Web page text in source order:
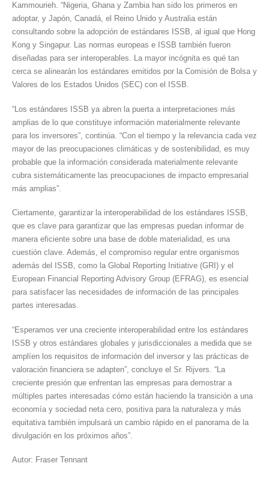
Kammourieh. “Nigeria, Ghana y Zambia han sido los primeros en
adoptar, y Japón, Canadá, el Reino Unido y Australia están
consultando sobre la adopción de estándares ISSB, al igual que Hong
Kong y Singapur. Las normas europeas e ISSB también fueron
diseñadas para ser interoperables. La mayor incógnita es qué tan
cerca se alinearán los estándares emitidos por la Comisión de Bolsa y
Valores de los Estados Unidos (SEC) con el ISSB.
“Los estándares ISSB ya abren la puerta a interpretaciones más
amplias de lo que constituye información materialmente relevante
para los inversores”, continúa. “Con el tiempo y la relevancia cada vez
mayor de las preocupaciones climáticas y de sostenibilidad, es muy
probable que la información considerada materialmente relevante
cubra sistemáticamente las preocupaciones de impacto empresarial
más amplias”.
Ciertamente, garantizar la interoperabilidad de los estándares ISSB,
que es clave para garantizar que las empresas puedan informar de
manera eficiente sobre una base de doble materialidad, es una
cuestión clave. Además, el compromiso regular entre organismos
además del ISSB, como la Global Reporting Initiative (GRI) y el
European Financial Reporting Advisory Group (EFRAG), es esencial
para satisfacer las necesidades de información de las principales
partes interesadas.
“Esperamos ver una creciente interoperabilidad entre los estándares
ISSB y otros estándares globales y jurisdiccionales a medida que se
amplíen los requisitos de información del inversor y las prácticas de
valoración financiera se adapten”, concluye el Sr. Rijvers. “La
creciente presión que enfrentan las empresas para demostrar a
múltiples partes interesadas cómo están haciendo la transición a una
economía y sociedad neta cero, positiva para la naturaleza y más
equitativa también impulsará un cambio rápido en el panorama de la
divulgación en los próximos años”.
Autor: Fraser Tennant